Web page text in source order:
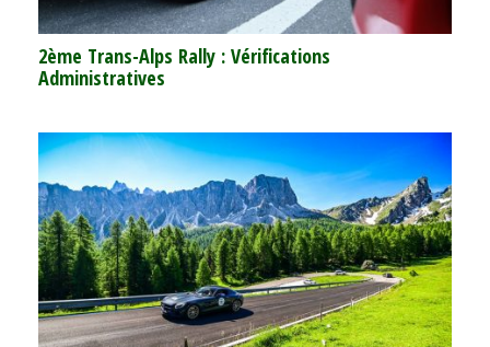
2ème Trans-Alps Rally : Vérifications
Administratives